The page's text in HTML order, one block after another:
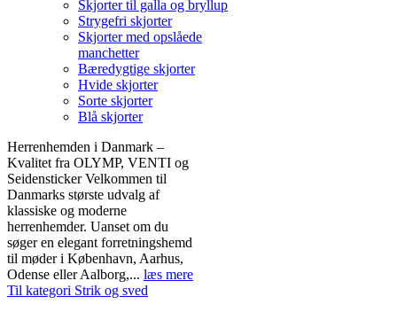
Skjorter til galla og bryllup
Strygefri skjorter
Skjorter med opslåede
manchetter
Bæredygtige skjorter
Hvide skjorter
Sorte skjorter
Blå skjorter
Herrenhemden i Danmark –
Kvalitet fra OLYMP, VENTI og
Seidensticker Velkommen til
Danmarks største udvalg af
klassiske og moderne
herrenhemder. Uanset om du
søger en elegant forretningshemd
til møder i København, Aarhus,
Odense eller Aalborg,... læs mere
Til kategori Strik og sved